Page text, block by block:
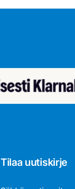
Tilaa uutiskirje